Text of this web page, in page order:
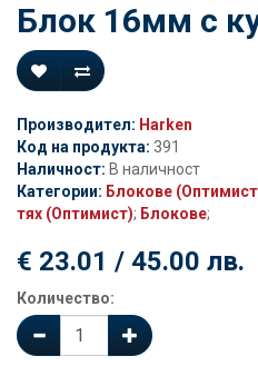
Блок 16мм с
Производител: Harken
Код на продукта: 391
Наличност: В наличност
Категории: Блокове
тях (Оптимист); Блокове;
€ 23.01 / 45.00 лв.
Количество: